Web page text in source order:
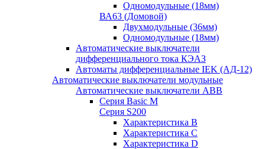
Одномодульные (18мм)
ВА63 (Домовой)
Двухмодульные (36мм)
Одномодульные (18мм)
Автоматические выключатели
дифференциального тока КЭАЗ
Автоматы дифференциальные IEK (АД-12)
Автоматические выключатели модульные
Автоматические выключатели ABB
Серия Basic M
Серия S200
Характеристика B
Характеристика C
Характеристика D